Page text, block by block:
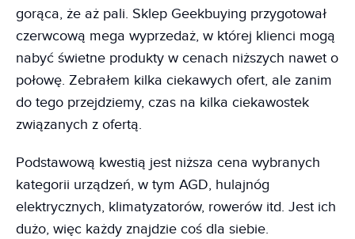
gorąca, że aż pali. Sklep Geekbuying przygotował
czerwcową mega wyprzedaż, w której klienci mogą
nabyć świetne produkty w cenach niższych nawet o
połowę. Zebrałem kilka ciekawych ofert, ale zanim
do tego przejdziemy, czas na kilka ciekawostek
związanych z ofertą.
Podstawową kwestią jest niższa cena wybranych
kategorii urządzeń, w tym AGD, hulajnóg
elektrycznych, klimatyzatorów, rowerów itd. Jest ich
dużo, więc każdy znajdzie coś dla siebie.